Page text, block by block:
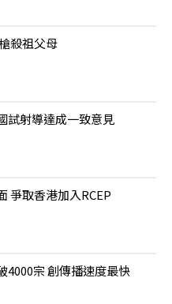
殺祖父母
試射導達成一致意見
爭取香港加入RCEP
4000宗 創傳播速度最快